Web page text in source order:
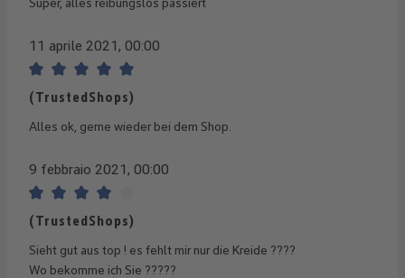
11 aprile 2021, 00:00
Recensione con valutazione di 5 su 5 stelle
(TrustedShops)
Alles ok, gerne wieder bei dem Shop.
9 febbraio 2021, 00:00
Recensione con valutazione di 4 su 5 stelle
(TrustedShops)
Sieht gut aus top ! es fehlt mir nur die Kreide ????
Wo bekomme ich Sie ?????